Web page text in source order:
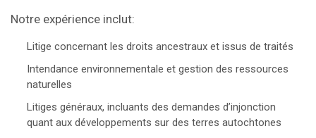
Notre expérience inclut:
Litige concernant les droits ancestraux et issus de traités
Intendance environnementale et gestion des ressources
naturelles
Litiges généraux, incluants des demandes d’injonction
quant aux développements sur des terres autochtones